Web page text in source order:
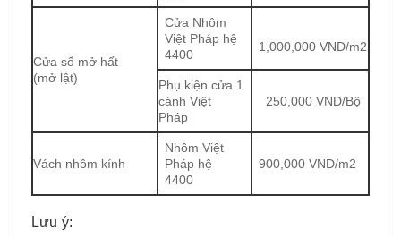
Cửa sổ mở hất
(mở lật)
Cửa Nhôm
Việt Pháp hệ
4400
1,000,000 VND/m2
Phụ kiện cửa 1
cánh Việt
Pháp
250,000 VND/Bộ
Vách nhôm kính
Nhôm Việt
Pháp hệ
4400
900,000 VND/m2
Lưu ý: